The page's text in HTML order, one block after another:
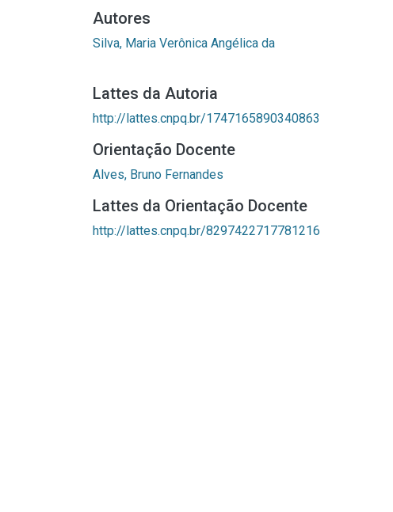
Autores
Silva, Maria Verônica Angélica da
Lattes da Autoria
http://lattes.cnpq.br/1747165890340863
Orientação Docente
Alves, Bruno Fernandes
Lattes da Orientação Docente
http://lattes.cnpq.br/8297422717781216